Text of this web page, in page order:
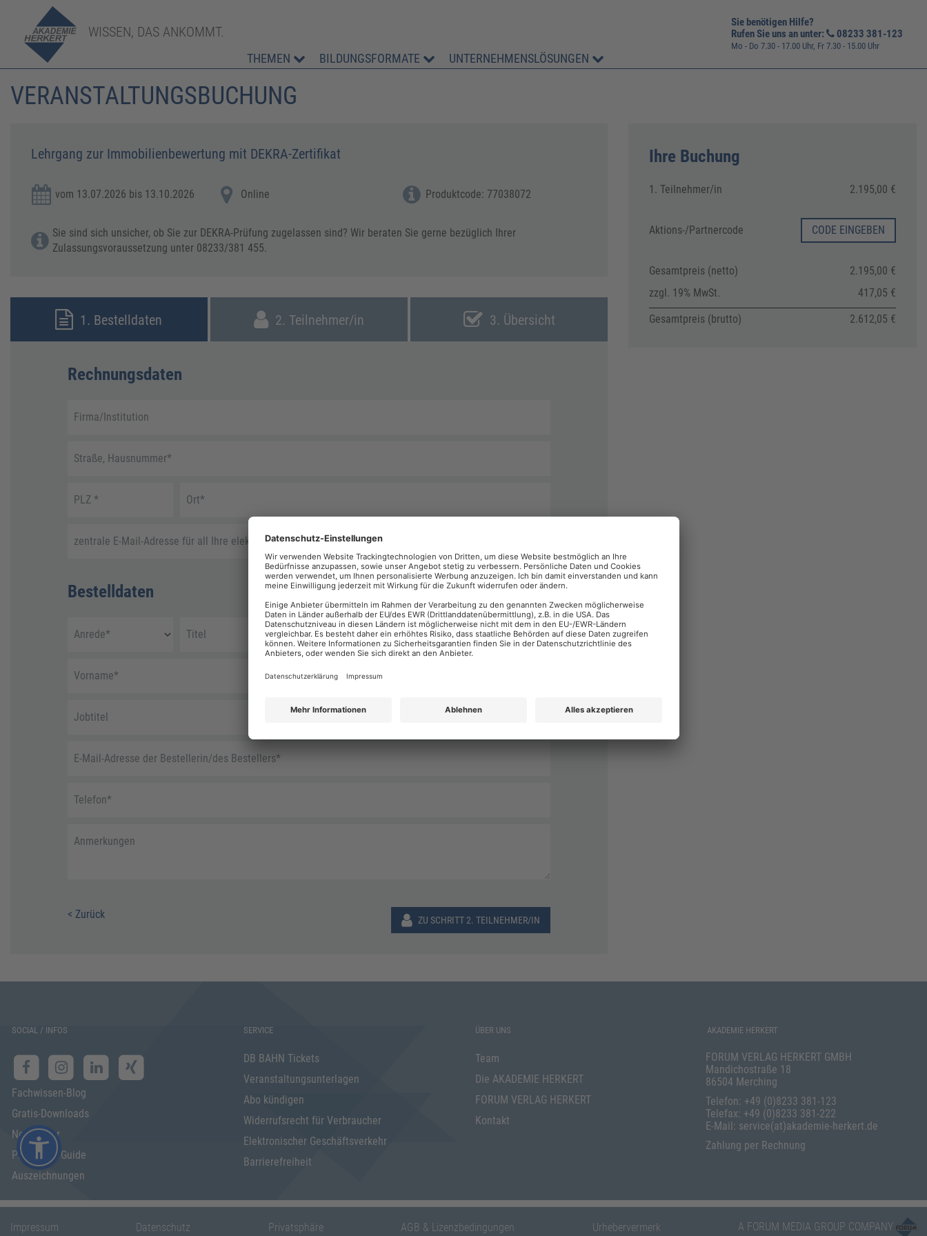
WISSEN, DAS ANKOMMT.
THEMEN BILDUNGSFORMATE UNTERNEHMENSLÖSUNGEN
Sie benötigen Hilfe?
Rufen Sie uns an unter:
08233 381-123
Mo - Do 7.30 - 17.00 Uhr, Fr 7.30 - 15.00 Uhr
VERANSTALTUNGSBUCHUNG
Lehrgang zur Immobilienbewertung mit DEKRA-Zertifikat
vom 13.07.2026 bis 13.10.2026 Online Produktcode: 77038072
Sie sind sich unsicher, ob Sie zur DEKRA-Prüfung zugelassen sind? Wir beraten Sie gerne bezüglich Ihrer
Zulassungsvoraussetzung unter 08233/381 455.
1. Bestelldaten 2. Teilnehmer/in 3. Übersicht
Rechnungsdaten
Firma/Institution
Straße, Hausnummer*
PLZ * Ort*
zentrale E-Mail-Adresse für all Ihre elektronische Rechnungen
Bestelldaten
Anrede* Titel
Vorname* Nachname*
Jobtitel
E-Mail-Adresse der Bestellerin/des Bestellers*
Telefon*
Anmerkungen
< Zurück ZU SCHRITT 2. TEILNEHMER/IN
Ihre Buchung
1. Teilnehmer/in 2.195,00 €
Aktions-/Partnercode CODE EINGEBEN
Gesamtpreis (netto)
2.195,00 €
zzgl. 19% MwSt.
417,05 €
Gesamtpreis (brutto)
2.612,05 €
SOCIAL / INFOS
Fachwissen-Blog
Gratis-Downloads
Newsletter
Programm Guide
Auszeichnungen
SERVICE
DB BAHN Tickets
Veranstaltungsunterlagen
Abo kündigen
Widerrufsrecht für Verbraucher
Elektronischer Geschäftsverkehr
Barrierefreiheit
ÜBER UNS
Team
Die AKADEMIE HERKERT
FORUM VERLAG HERKERT
Kontakt
AKADEMIE HERKERT
FORUM VERLAG HERKERT GMBH
Mandichostraße 18
86504 Merching
Telefon: +49 (0)8233 381-123
Telefax: +49 (0)8233 381-222
E-Mail: service(at)akademie-herkert.de
Zahlung per Rechnung
Impressum Datenschutz Privatsphäre AGB & Lizenzbedingungen Urhebervermerk A FORUM MEDIA GROUP COMPANY